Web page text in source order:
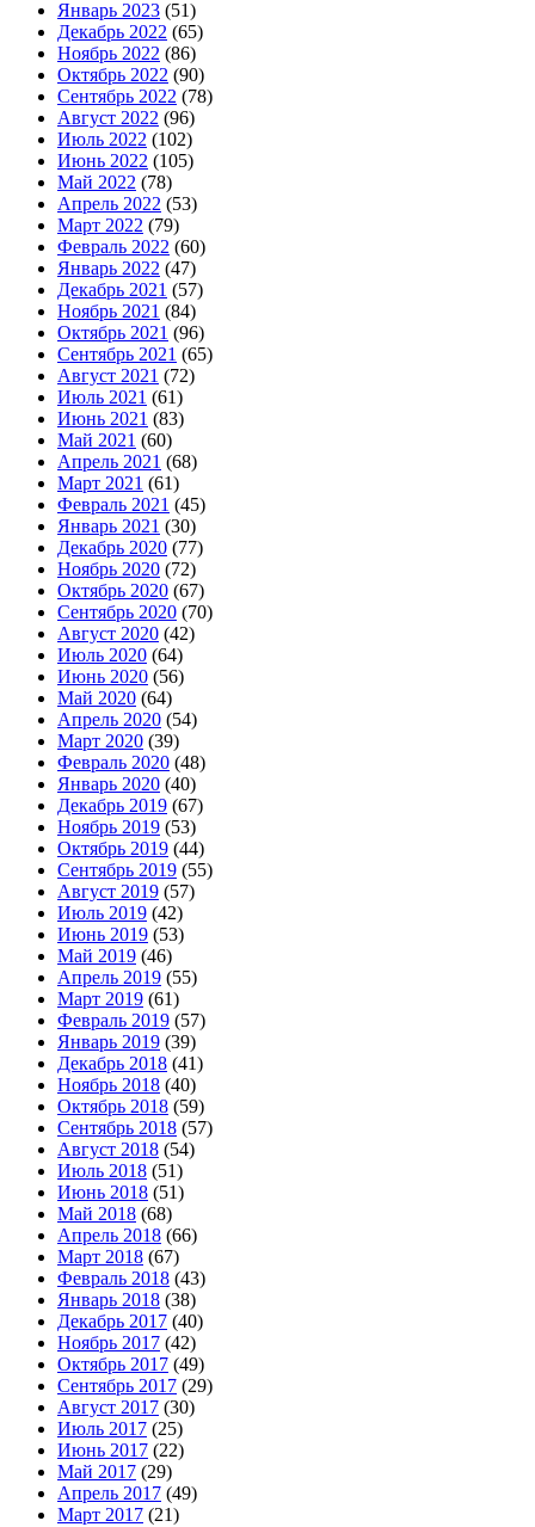
Январь 2023 (51)
Декабрь 2022 (65)
Ноябрь 2022 (86)
Октябрь 2022 (90)
Сентябрь 2022 (78)
Август 2022 (96)
Июль 2022 (102)
Июнь 2022 (105)
Май 2022 (78)
Апрель 2022 (53)
Март 2022 (79)
Февраль 2022 (60)
Январь 2022 (47)
Декабрь 2021 (57)
Ноябрь 2021 (84)
Октябрь 2021 (96)
Сентябрь 2021 (65)
Август 2021 (72)
Июль 2021 (61)
Июнь 2021 (83)
Май 2021 (60)
Апрель 2021 (68)
Март 2021 (61)
Февраль 2021 (45)
Январь 2021 (30)
Декабрь 2020 (77)
Ноябрь 2020 (72)
Октябрь 2020 (67)
Сентябрь 2020 (70)
Август 2020 (42)
Июль 2020 (64)
Июнь 2020 (56)
Май 2020 (64)
Апрель 2020 (54)
Март 2020 (39)
Февраль 2020 (48)
Январь 2020 (40)
Декабрь 2019 (67)
Ноябрь 2019 (53)
Октябрь 2019 (44)
Сентябрь 2019 (55)
Август 2019 (57)
Июль 2019 (42)
Июнь 2019 (53)
Май 2019 (46)
Апрель 2019 (55)
Март 2019 (61)
Февраль 2019 (57)
Январь 2019 (39)
Декабрь 2018 (41)
Ноябрь 2018 (40)
Октябрь 2018 (59)
Сентябрь 2018 (57)
Август 2018 (54)
Июль 2018 (51)
Июнь 2018 (51)
Май 2018 (68)
Апрель 2018 (66)
Март 2018 (67)
Февраль 2018 (43)
Январь 2018 (38)
Декабрь 2017 (40)
Ноябрь 2017 (42)
Октябрь 2017 (49)
Сентябрь 2017 (29)
Август 2017 (30)
Июль 2017 (25)
Июнь 2017 (22)
Май 2017 (29)
Апрель 2017 (49)
Март 2017 (21)